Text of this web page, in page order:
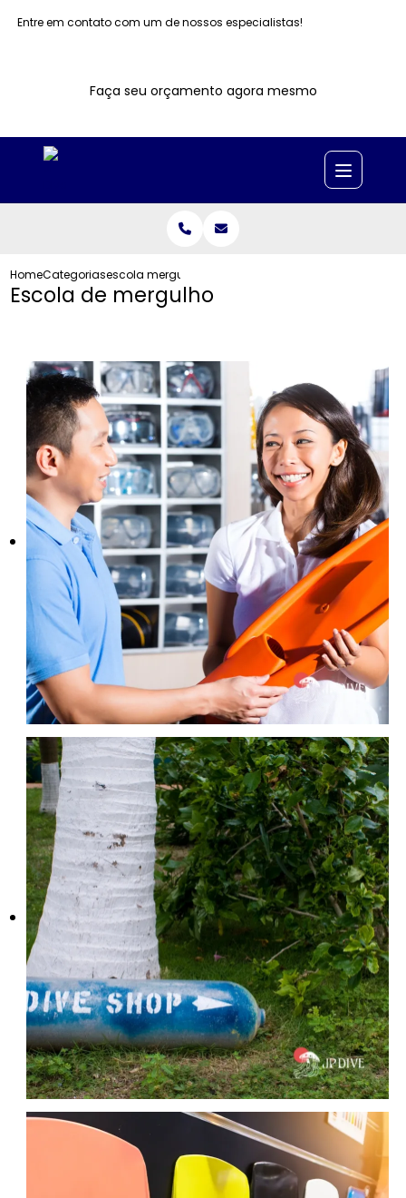
Entre em contato com um de nossos especialistas!
Faça seu orçamento agora mesmo
HomeCategoriasescola mergulho
Escola de mergulho